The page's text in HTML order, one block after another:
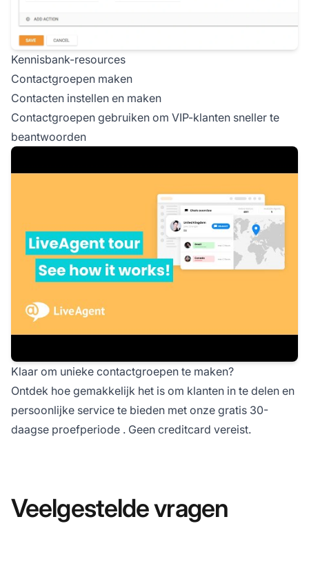
Kennisbank-resources
Contactgroepen maken
Contacten instellen en maken
Contactgroepen gebruiken om VIP-klanten sneller te
beantwoorden
Klaar om unieke contactgroepen te maken?
Ontdek hoe gemakkelijk het is om klanten in te delen en
persoonlijke service te bieden met onze gratis 30-
daagse proefperiode . Geen creditcard vereist.
Veelgestelde vragen